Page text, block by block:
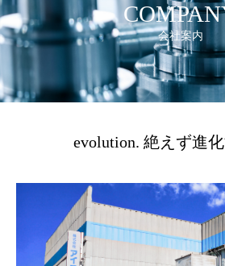
会社案内
evolution. 絶えず進